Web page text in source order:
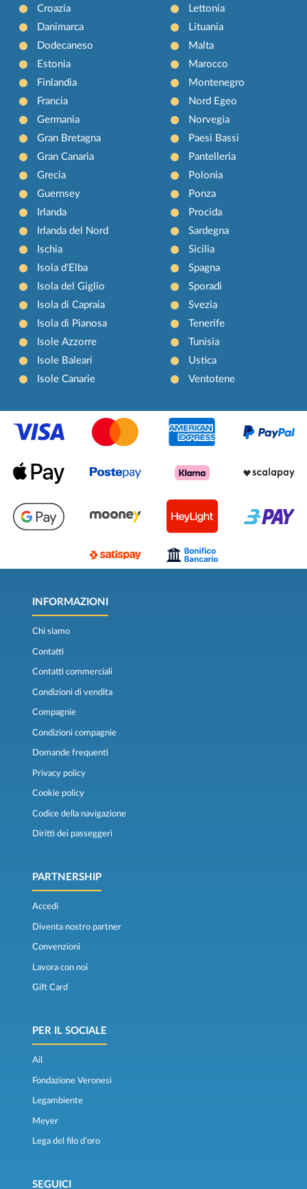
Croazia
Danimarca
Dodecaneso
Estonia
Finlandia
Francia
Germania
Gran Bretagna
Gran Canaria
Grecia
Guernsey
Irlanda
Irlanda del Nord
Ischia
Isola d'Elba
Isola del Giglio
Isola di Capraia
Isola di Pianosa
Isole Azzorre
Isole Baleari
Isole Canarie
Lettonia
Lituania
Malta
Marocco
Montenegro
Nord Egeo
Norvegia
Paesi Bassi
Pantelleria
Polonia
Ponza
Procida
Sardegna
Sicilia
Spagna
Sporadi
Svezia
Tenerife
Tunisia
Ustica
Ventotene
INFORMAZIONI
Chi siamo
Contatti
Contatti commerciali
Condizioni di vendita
Compagnie
Condizioni compagnie
Domande frequenti
Privacy policy
Cookie policy
Codice della navigazione
Diritti dei passeggeri
PARTNERSHIP
Accedi
Diventa nostro partner
Convenzioni
Lavora con noi
Gift Card
PER IL SOCIALE
Ail
Fondazione Veronesi
Legambiente
Meyer
Lega del filo d’oro
SEGUICI